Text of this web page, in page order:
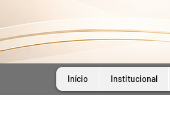
Início Institucional